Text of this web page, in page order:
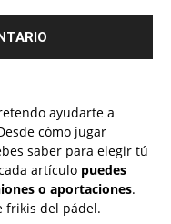
ayudarte a
cómo jugar
saber para elegir tú
artículo puedes
o aportaciones.
frikis del pádel.